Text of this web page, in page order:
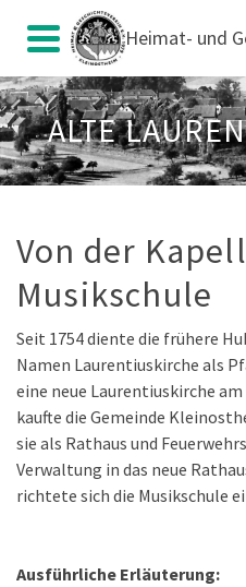
Heimat- und
ALTE
Von der
Musikschule
Seit 1754 diente die frühere
Namen Laurentiuskirche als
eine neue Laurentiuskirche
kaufte die Gemeinde
sie als Rathaus und
Verwaltung in das neue
richtete sich die Musikschule
Ausführliche Erläuterung: